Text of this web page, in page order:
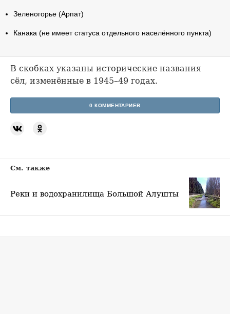
Зеленогорье (Арпат)
Канака (не имеет статуса отдельного населённого пункта)
В скобках указаны исторические названия
сёл, изменённые в 1945–49 годах.
0 КОММЕНТАРИЕВ
См. также
Реки и водохранилища Большой Алушты